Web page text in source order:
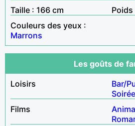
Taille : 166 cm
Couleurs des yeux :
Marrons
Les goûts de
Loisirs
Bar/
Films